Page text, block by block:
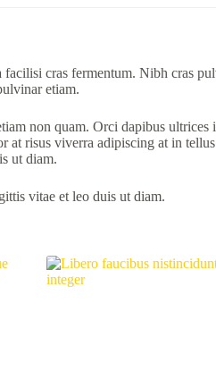
cras fermentum. Nibh cras
etiam.
non quam. Orci dapibus ultrices
risus viverra adipiscing at in
ut diam.
vitae et leo duis ut diam.